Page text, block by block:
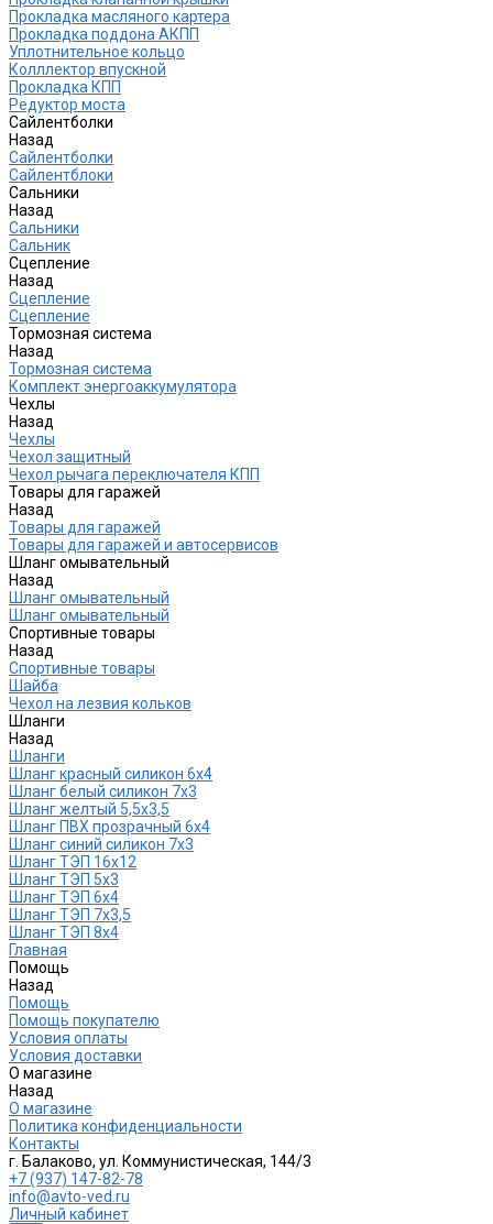
Прокладка масляного картера
Прокладка поддона АКПП
Уплотнительное кольцо
Колллектор впускной
Прокладка КПП
Редуктор моста
Сайлентболки
Назад
Сайлентболки
Сайлентблоки
Сальники
Назад
Сальники
Сальник
Сцепление
Назад
Сцепление
Сцепление
Тормозная система
Назад
Тормозная система
Комплект энергоаккумулятора
Чехлы
Назад
Чехлы
Чехол защитный
Чехол рычага переключателя КПП
Товары для гаражей
Назад
Товары для гаражей
Товары для гаражей и автосервисов
Шланг омывательный
Назад
Шланг омывательный
Шланг омывательный
Спортивные товары
Назад
Спортивные товары
Шайба
Чехол на лезвия кольков
Шланги
Назад
Шланги
Шланг красный силикон 6х4
Шланг белый силикон 7х3
Шланг желтый 5,5х3,5
Шланг ПВХ прозрачный 6х4
Шланг синий силикон 7х3
Шланг ТЭП 16х12
Шланг ТЭП 5х3
Шланг ТЭП 6х4
Шланг ТЭП 7х3,5
Шланг ТЭП 8х4
Главная
Помощь
Назад
Помощь
Помощь покупателю
Условия оплаты
Условия доставки
О магазине
Назад
О магазине
Политика конфиденциальности
Контакты
г. Балаково, ул. Коммунистическая, 144/3
+7 (937) 147-82-78
info@avto-ved.ru
Личный кабинет